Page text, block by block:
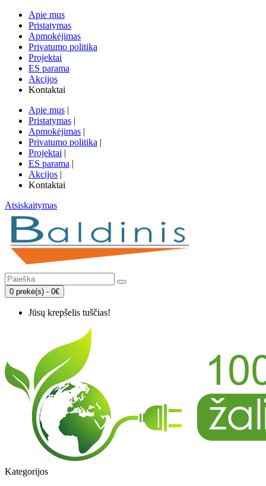
Apie mus
Pristatymas
Apmokėjimas
Privatumo politika
Projektai
ES parama
Akcijos
Kontaktai
Apie mus |
Pristatymas |
Apmokėjimas |
Privatumo politika |
Projektai |
ES parama |
Akcijos |
Kontaktai
Atsiskaitymas
0 prekė(s) - 0€
Jūsų krepšelis tuščias!
Kategorijos